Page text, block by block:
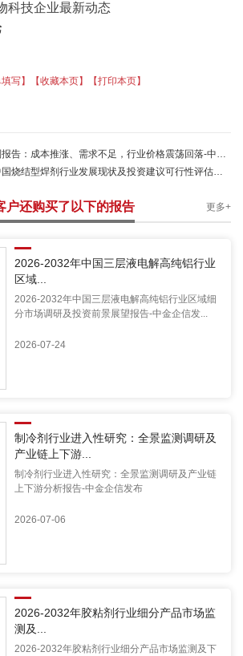
科技企业最新动态
写】 【收藏本页】 【打印本页】
：成本推涨、需求不足，行业价格震荡回落-中金企信发布
型焊剂行业发展现状及投资建议可行性评估报告-中金企信发布
户还购买了以下的报告 更多+
2026-2032年中国三层液电解高纯铝行业
区域...
2026-2032年中国三层液电解高纯铝行业区域细
分市场调研及投资前景展望报告-中金企信发...
2026-07-24
制冷剂行业进入性研究：全景监测调研及
产业链上下游...
制冷剂行业进入性研究：全景监测调研及产业链
上下游分析报告-中金企信发布
2026-07-06
2026-2032年胶粘剂行业细分产品市场监
测及...
2026-2032年胶粘剂行业细分产品市场监测及下